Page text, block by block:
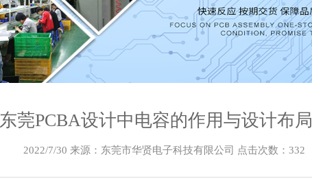
东莞PCBA设计中电容的作用与设计布局
2022/7/30 来源：东莞市华贤电子科技有限公司 点击次数： 332